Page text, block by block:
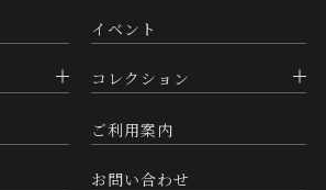
イベント
コレクション
ご利用案内
お問い合わせ